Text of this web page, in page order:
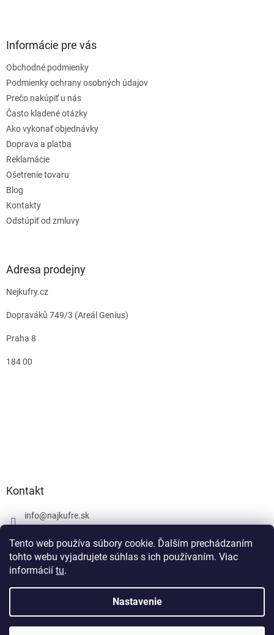
Tento web používa súbory cookie. Ďalším prechádzaním
tohto webu vyjadrujete súhlas s ich používaním. Viac
informácií tu.
Nastavenie
Informácie pre vás
Obchodné podmienky
Podmienky ochrany osobných údajov
Prečo nakúpiť u nás
Často kladené otázky
Ako vykonať objednávky
Doprava a platba
Reklamácie
Ošetrenie tovaru
Blog
Kontakty
Odstúpiť od zmluvy
Adresa prodejny
Nejkufry.cz
Dopraváků 749/3 (Areál Genius)
Praha 8
184 00
Kontakt
info@najkufre.sk
Facebook
Vytvoril Shoptet